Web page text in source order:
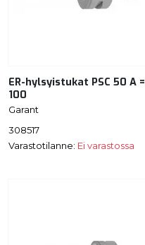
ER-hylsyistukat PSC 50 A =
100
Garant
308517
Varastotilanne: Ei varastossa